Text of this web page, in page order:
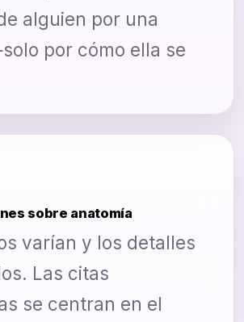
alguien por una
por cómo ella se
sobre anatomía
varían y los detalles
Las citas
se centran en el